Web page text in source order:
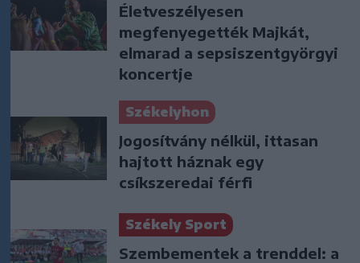
Életveszélyesen
megfenyegették Majkát,
elmarad a sepsiszentgyörgyi
koncertje
Székelyhon
Jogosítvány nélkül, ittasan
hajtott háznak egy
csíkszeredai férfi
Székely Sport
Szembementek a trenddel: a